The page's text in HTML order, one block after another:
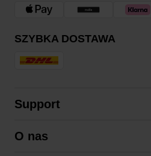
SZYBKA DOSTAWA
Support
O nas